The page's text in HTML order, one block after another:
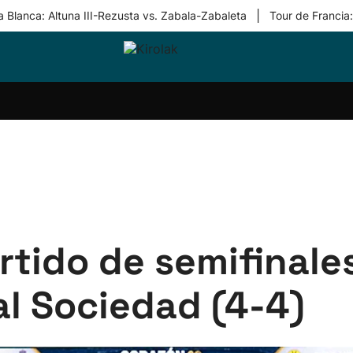
Blanca: Altuna III-Rezusta vs. Zabala-Zabaleta Tour de
Equipos
de
Sociedad (4-4)